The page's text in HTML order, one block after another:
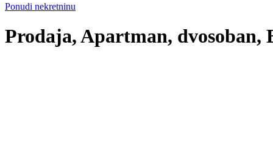
Ponudi nekretninu
Prodaja, Apartman, dvosoban,